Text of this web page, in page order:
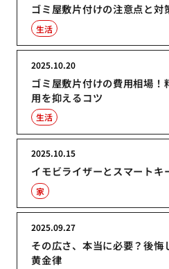
ゴミ屋敷片付けの注意点と対
生活
ゴミ屋敷片付けの費用相場！
用を抑えるコツ
2025.10.20
生活
イモビライザーとスマートキ
2025.10.15
家
その広さ、本当に必要？後悔
黄金律
2025.09.27